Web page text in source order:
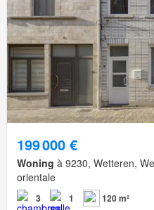
199 000 €
Woning à 9230, Wetteren,
orientale
3 1
120 m²